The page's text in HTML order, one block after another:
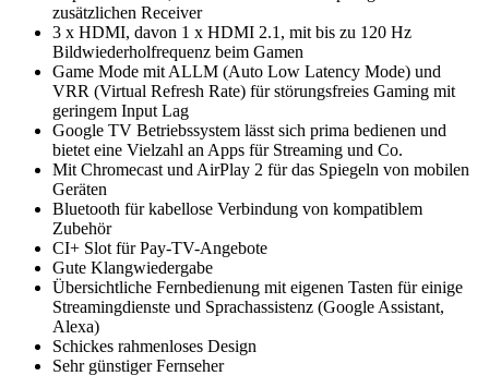
zusätzlichen Receiver
3 x HDMI, davon 1 x HDMI 2.1, mit bis zu 120 Hz
Bildwiederholfrequenz beim Gamen
Game Mode mit ALLM (Auto Low Latency Mode) und
VRR (Virtual Refresh Rate) für störungsfreies Gaming mit
geringem Input Lag
Google TV Betriebssystem lässt sich prima bedienen und
bietet eine Vielzahl an Apps für Streaming und Co.
Mit Chromecast und AirPlay 2 für das Spiegeln von mobilen
Geräten
Bluetooth für kabellose Verbindung von kompatiblem
Zubehör
CI+ Slot für Pay-TV-Angebote
Gute Klangwiedergabe
Übersichtliche Fernbedienung mit eigenen Tasten für einige
Streamingdienste und Sprachassistenz (Google Assistant,
Alexa)
Schickes rahmenloses Design
Sehr günstiger Fernseher